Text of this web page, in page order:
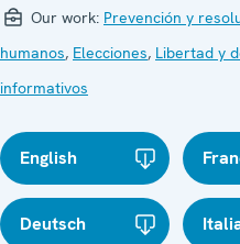
Our work: Prevención y
humanos, Elecciones, Libertad y
informativos
English
Deutsch